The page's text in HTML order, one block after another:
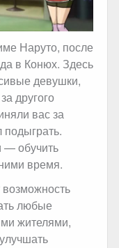
Наруто, после
в Конюх. Здесь
девушки,
другого
вас за
— обучить
время.
любые
жителями,